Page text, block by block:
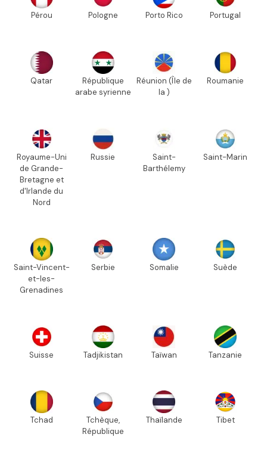
Pérou Pologne Porto Rico Portugal
Qatar
République
arabe syrienne
Réunion (Île de
la )
Roumanie
Royaume-Uni
de Grande-
Bretagne et
d'Irlande du
Nord
Russie
Saint-
Barthélemy
Saint-Marin
Saint-Vincent-
et-les-
Grenadines
Serbie Somalie Suède
Suisse Tadjikistan Taïwan Tanzanie
Tchad
Tchèque,
République
Thaïlande Tibet